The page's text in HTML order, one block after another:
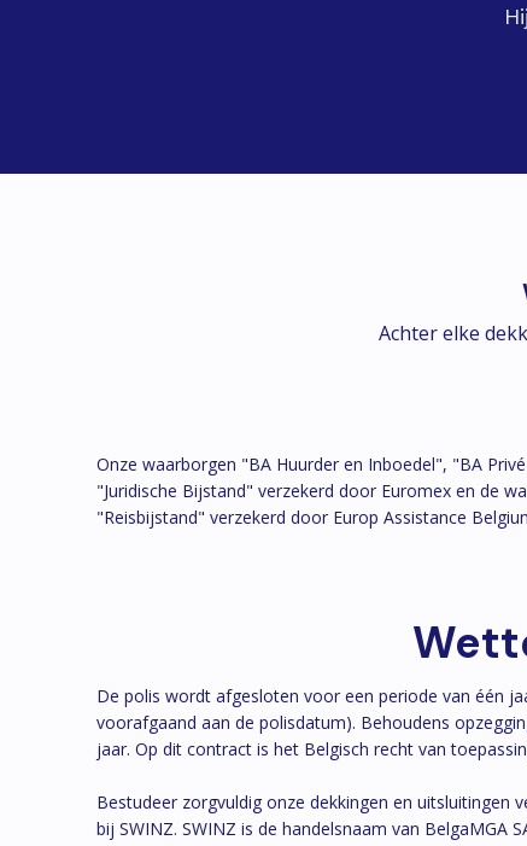
Achter elke
Onze waarborgen "BA Huurder en Inboedel", "BA
"Juridische Bijstand" verzekerd door Euromex en de
"Reisbijstand" verzekerd door Europ Assistance
De polis wordt afgesloten voor een periode van één
voorafgaand aan de polisdatum). Behoudens
jaar. Op dit contract is het Belgisch recht van
Bestudeer zorgvuldig onze dekkingen en uitsluitingen
bij SWINZ. SWINZ is de handelsnaam van BelgaMGA